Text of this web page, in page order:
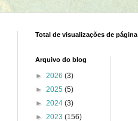
Total de visualizações de página
Arquivo do blog
► 2026 (3)
► 2025 (5)
► 2024 (3)
► 2023 (156)